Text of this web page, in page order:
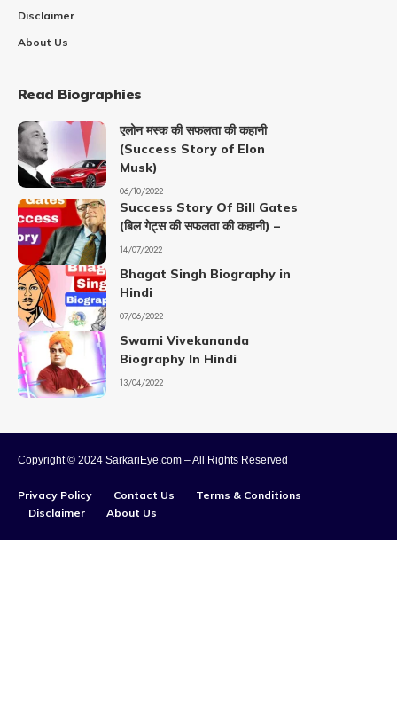
Disclaimer
About Us
Read Biographies
एलोन मस्क की सफलता की कहानी
(Success Story of Elon
Musk)
06/10/2022
Success Story Of Bill Gates
(बिल गेट्स की सफलता की कहानी) –
14/07/2022
Bhagat Singh Biography in
Hindi
07/06/2022
Swami Vivekananda
Biography In Hindi
13/04/2022
Copyright © 2024 SarkariEye.com – All Rights Reserved
Privacy Policy Contact Us
Terms & Conditions
Disclaimer
About Us